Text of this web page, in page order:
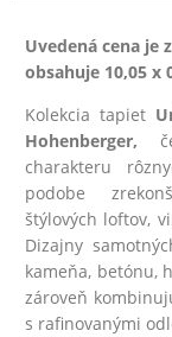
Uvedená cena je
obsahuje 10,05 x
Kolekcia tapiet
Hohenberger,
charakteru
podobe
štýlových loftov,
Dizajny
kameňa, betónu,
zároveň
s rafinovanými